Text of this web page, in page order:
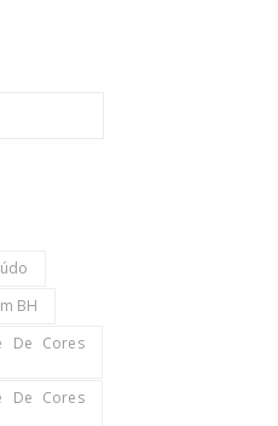
BH
De Cores
De Cores